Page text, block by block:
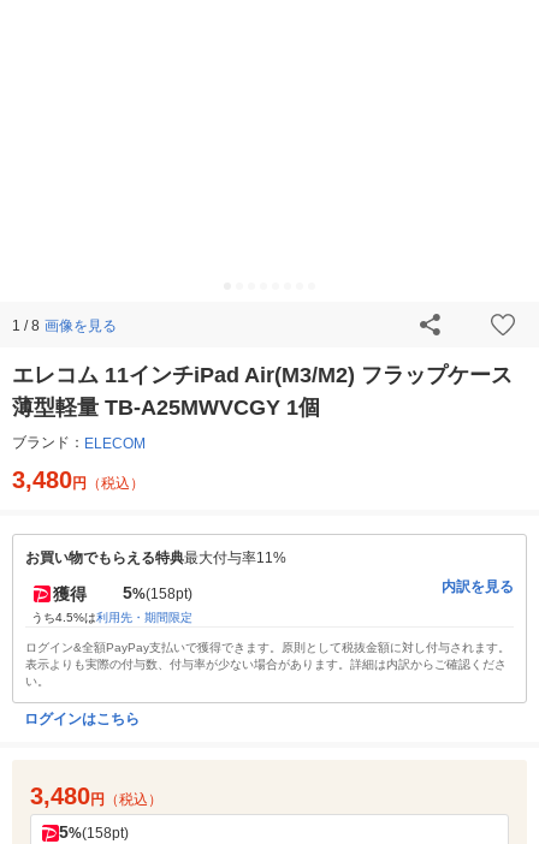
1 / 8 画像を見る
エレコム 11インチiPad Air(M3/M2) フラップケース
薄型軽量 TB-A25MWVCGY 1個
ブランド： ELECOM
3,480円 （税込）
お買い物でもらえる特典最大付与率11%
獲得 5%(158pt)
うち4.5%は利用先・期間限定
内訳を見る
ログイン&全額PayPay支払いで獲得できます。原則として税抜金額に対し付与されます。
表示よりも実際の付与数、付与率が少ない場合があります。詳細は内訳からご確認くださ
い。
ログインはこちら
3,480円 （税込）
5%(158pt)